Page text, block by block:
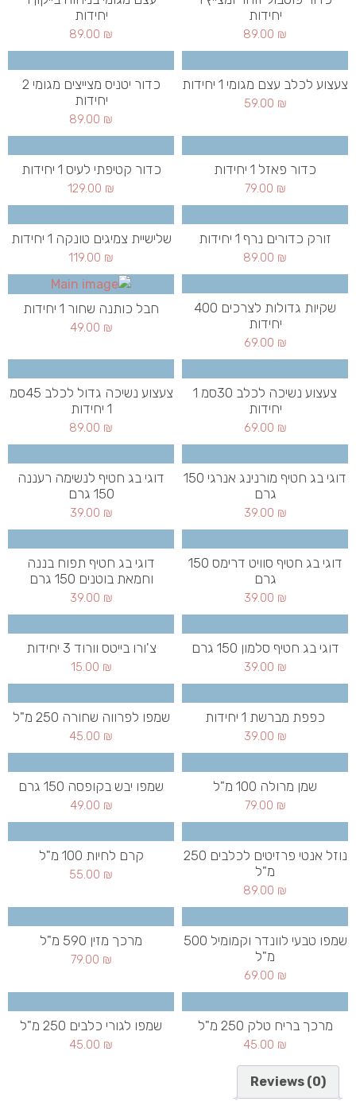
יחידות
89.00 ₪
יחידות
89.00 ₪
צעצוע לכלב עצם מגומי 1 יחידות
59.00 ₪
כדור יטניס מצייצים מגומי 2
יחידות
89.00 ₪
כדור פאזל 1 יחידות
79.00 ₪
כדור קטיפתי לעיס 1 יחידות
129.00 ₪
זורק כדורים נרף 1 יחידות
89.00 ₪
שלישיית צמיגים טונקה 1 יחידות
119.00 ₪
שקיות גדולות לצרכים 400
יחידות
69.00 ₪
חבל כותנה שחור 1 יחידות
49.00 ₪
צעצוע נשיכה לכלב 30סמ 1
יחידות
69.00 ₪
צעצוע נשיכה גדול לכלב 45סמ
1 יחידות
89.00 ₪
דוגי בג חטיף מורנינג אנרגי 150
גרם
39.00 ₪
דוגי בג חטיף לנשימה רעננה
150 גרם
39.00 ₪
דוגי בג חטיף סוויט דרימס 150
גרם
39.00 ₪
דוגי בג חטיף תפוח בננה
וחמאת בוטנים 150 גרם
39.00 ₪
דוגי בג חטיף סלמון 150 גרם
39.00 ₪
צ'ורו בייטס וורוד 3 יחידות
15.00 ₪
כפפת מברשת 1 יחידות
39.00 ₪
שמפו לפרווה שחורה 250 מ"ל
45.00 ₪
שמן מרולה 100 מ"ל
79.00 ₪
שמפו יבש בקופסה 150 גרם
49.00 ₪
נוזל אנטי פרזיטים לכלבים 250
מ"ל
89.00 ₪
קרם לחיות 100 מ"ל
55.00 ₪
שמפו טבעי לוונדר וקמומיל 500
מ"ל
69.00 ₪
מרכך מזין 590 מ"ל
79.00 ₪
מרכך בריח טלק 250 מ"ל
45.00 ₪
שמפו לגורי כלבים 250 מ"ל
45.00 ₪
Reviews (0)